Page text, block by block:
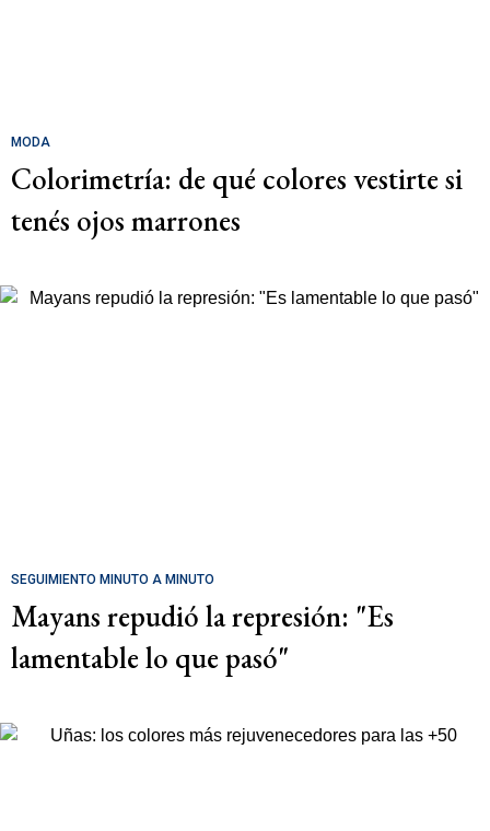
MODA
Colorimetría: de qué colores vestirte si
tenés ojos marrones
SEGUIMIENTO MINUTO A MINUTO
Mayans repudió la represión: "Es
lamentable lo que pasó"